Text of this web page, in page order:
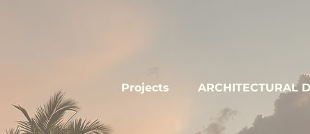
Projects ARCHITECTURAL